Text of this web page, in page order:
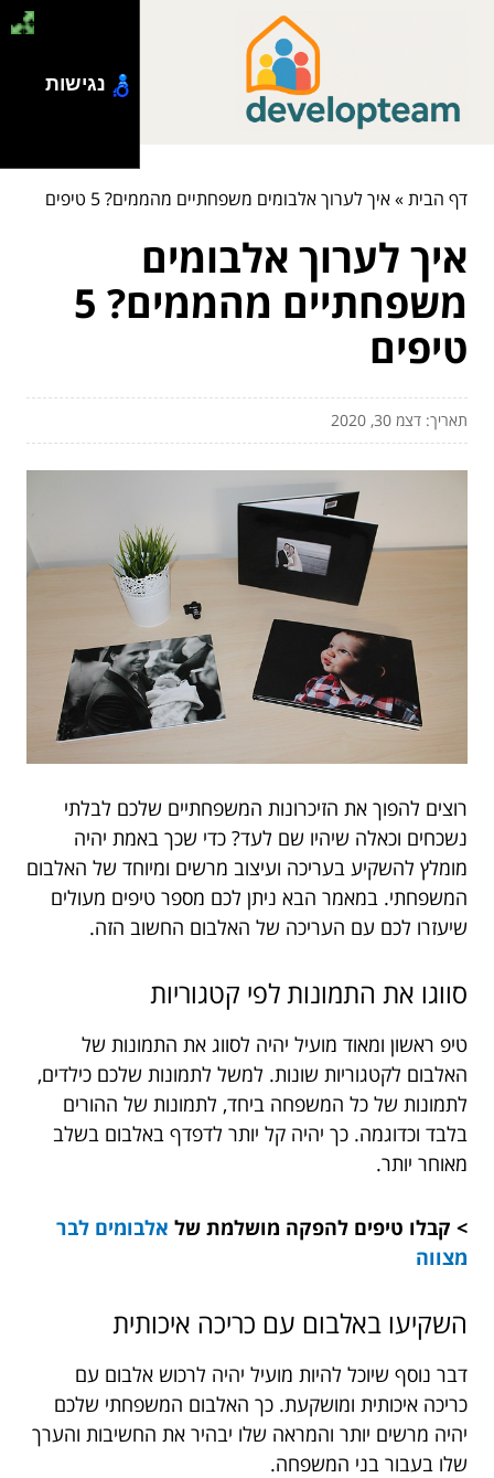
דף הבית»איך לערוך אלבומים משפחתיים מהממים? 5 טיפים
איך לערוך אלבומים
משפחתיים מהממים? 5
טיפים
תאריך: דצמ 30, 2020
רוצים להפוך את הזיכרונות המשפחתיים שלכם לבלתי
נשכחים וכאלה שיהיו שם לעד? כדי שכך באמת יהיה
מומלץ להשקיע בעריכה ועיצוב מרשים ומיוחד של האלבום
המשפחתי. במאמר הבא ניתן לכם מספר טיפים מעולים
שיעזרו לכם עם העריכה של האלבום החשוב הזה.
סווגו את התמונות לפי קטגוריות
טיפ ראשון ומאוד מועיל יהיה לסווג את התמונות של
האלבום לקטגוריות שונות. למשל לתמונות שלכם כילדים,
לתמונות של כל המשפחה ביחד, לתמונות של ההורים
בלבד וכדוגמה. כך יהיה קל יותר לדפדף באלבום בשלב
מאוחר יותר.
> קבלו טיפים להפקה מושלמת של אלבומים לבר
מצווה
השקיעו באלבום עם כריכה איכותית
דבר נוסף שיוכל להיות מועיל יהיה לרכוש אלבום עם
כריכה איכותית ומושקעת. כך האלבום המשפחתי שלכם
יהיה מרשים יותר והמראה שלו יבהיר את החשיבות והערך
שלו בעבור בני המשפחה.
נגישות